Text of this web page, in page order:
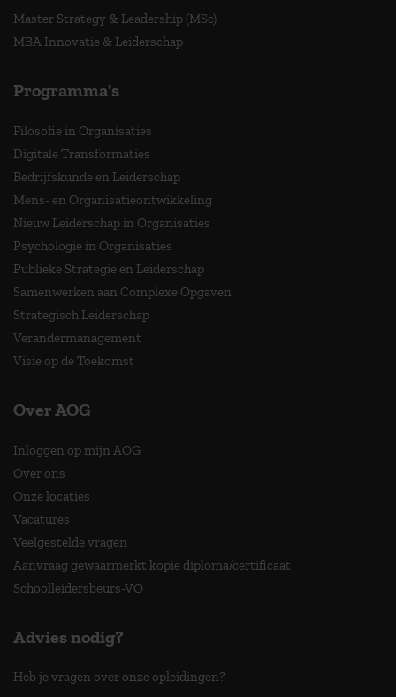
Master Strategy & Leadership (MSc)
MBA Innovatie & Leiderschap
Programma's
Filosofie in Organisaties
Digitale Transformaties
Bedrijfskunde en Leiderschap
Mens- en Organisatieontwikkeling
Nieuw Leiderschap in Organisaties
Psychologie in Organisaties
Publieke Strategie en Leiderschap
Samenwerken aan Complexe Opgaven
Strategisch Leiderschap
Verandermanagement
Visie op de Toekomst
Over AOG
Inloggen op mijn AOG
Over ons
Onze locaties
Vacatures
Veelgestelde vragen
Aanvraag gewaarmerkt kopie diploma/certificaat
Schoolleidersbeurs-VO
Advies nodig?
Heb je vragen over onze opleidingen?